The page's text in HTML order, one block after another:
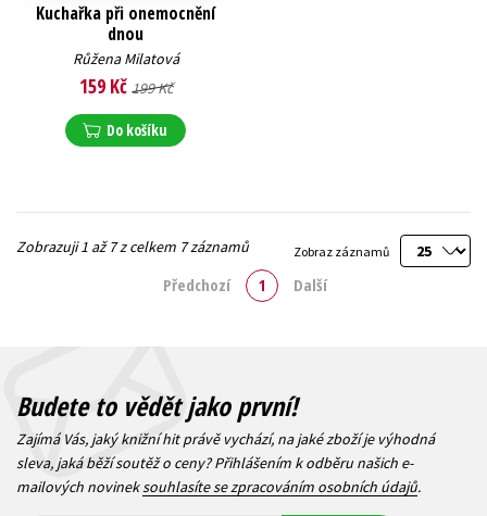
Kuchařka při onemocnění
dnou
Růžena Milatová
159 Kč 199 Kč
Do košíku
Zobraz záznamů
Zobrazuji 1 až 7 z celkem 7 záznamů
Předchozí 1 Další
Budete to vědět jako první!
Zajímá Vás, jaký knižní hit právě vychází, na jaké zboží je výhodná
sleva, jaká běží soutěž o ceny? Přihlášením k odběru našich e-
mailových novineksouhlasíte se zpracováním osobních údajů.